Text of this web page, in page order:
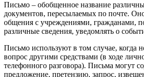
Письмо – обобщенное название
документов, пересылаемых по почте.
общения с учреждениями, гражданами,
различные сведения, уведомлять о
Письмо используют в том случае, когда
вопрос другими средствами (в ходе
телефонного разговора). Письма могут
предложение, претензию, запрос,